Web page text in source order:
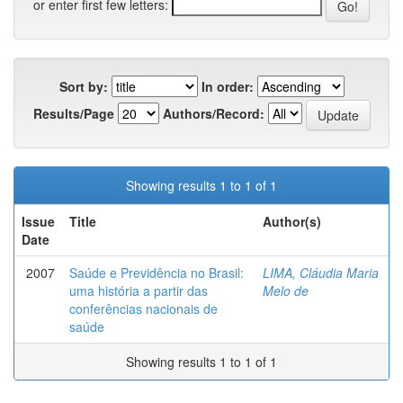
or enter first few letters:
Sort by:
In order:
Results/Page
Authors/Record:
Showing results 1 to 1 of 1
Issue
Date
Title Author(s)
2007
Saúde e Previdência no Brasil:
uma história a partir das
conferências nacionais de
saúde
LIMA, Cláudia Maria
Melo de
Showing results 1 to 1 of 1